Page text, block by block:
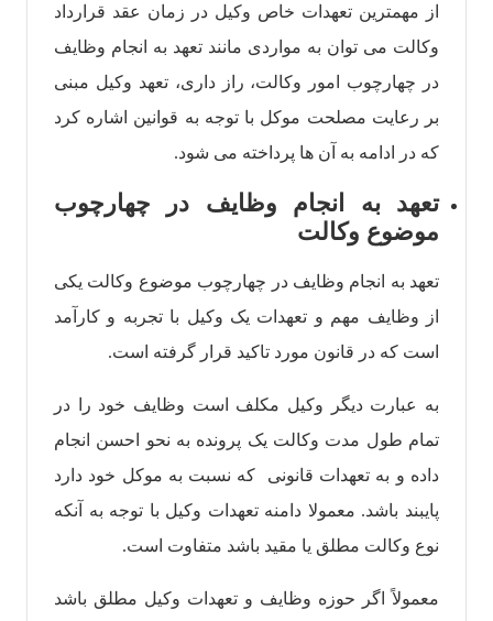
از مهمترین تعهدات خاص وکیل در زمان عقد قرارداد
وکالت می توان به مواردی مانند تعهد به انجام وظایف
در چهارچوب امور وکالت، راز داری، تعهد وکیل مبنی
بر رعایت مصلحت موکل با توجه به قوانین اشاره کرد
که در ادامه به آن ها پرداخته می شود.
تعهد به انجام وظایف در چهارچوب
موضوع وکالت
تعهد به انجام وظایف در چهارچوب موضوع وکالت یکی
از وظایف مهم و تعهدات یک وکیل با تجربه و کارآمد
است که در قانون مورد تاکید قرار گرفته است.
به عبارت دیگر وکیل مکلف است وظایف خود را در
تمام طول مدت وکالت یک پرونده به نحو احسن انجام
داده و به تعهدات قانونی که نسبت به موکل خود دارد
پایبند باشد. معمولا دامنه تعهدات وکیل با توجه به آنکه
نوع وکالت مطلق یا مقید باشد متفاوت است.
معمولاً اگر حوزه وظایف و تعهدات وکیل مطلق باشد